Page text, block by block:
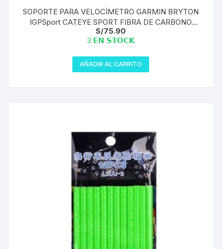
SOPORTE PARA VELOCÍMETRO GARMIN BRYTON
IGPSport CATEYE SPORT FIBRA DE CARBONO
BRYTON CATEYE COMPLETO SET + TORNILLOS
S/75.90
3 𝗘𝗡 𝗦𝗧𝗢𝗖𝗞
AÑADIR AL CARRITO